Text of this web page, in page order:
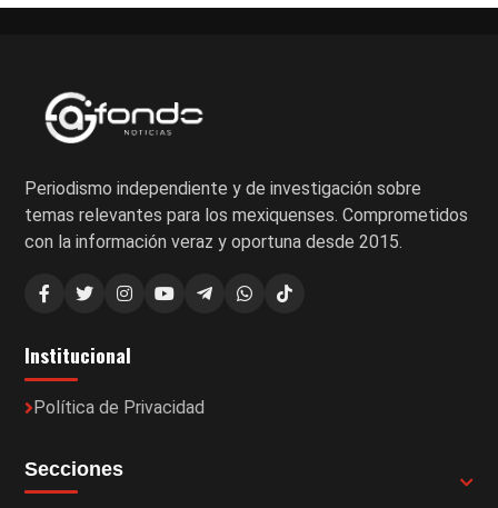
Periodismo independiente y de investigación sobre
temas relevantes para los mexiquenses. Comprometidos
con la información veraz y oportuna desde 2015.
Institucional
Política de Privacidad
Secciones